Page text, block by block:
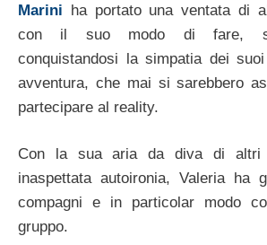
Marini ha portato una ventata di
con il suo modo di fare,
conquistandosi la simpatia dei
avventura, che mai si sarebbero
partecipare al reality.
Con la sua aria da diva di
inaspettata autoironia, Valeria
compagni e in particolar modo
gruppo.